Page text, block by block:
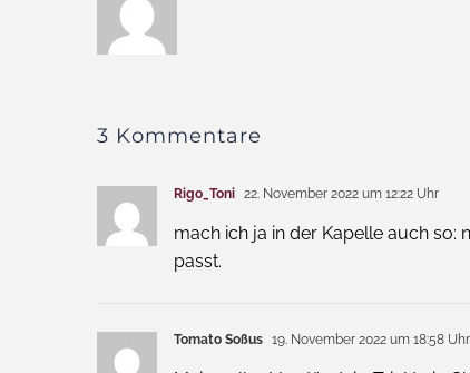
3 Kommentare
Rigo_Toni 22. November 2022 um 12:22 Uhr
mach ich ja in der Kapelle auch so:
passt.
Tomato Soßus 19. November 2022 um 18:58 Uhr